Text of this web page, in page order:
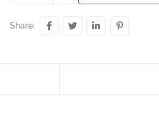
Share: